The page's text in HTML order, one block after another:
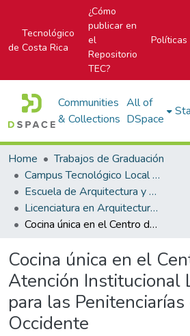
Tecnológico
de Costa Rica
¿Cómo
publicar en
el
Repositorio
TEC?
Políticas
Communities
& Collections
All of
DSpace
Home
Trabajos de Graduación
Campus Tecnológico Local San José
Escuela de Arquitectura y Urbanismo
Licenciatura en Arquitectura y Urbanismo
Cocina única en el Centro de Atención Institucional La Reforma para las Penitenciarías de la Región Occidente
Cocina única en el
Atención Institucional
para las
Occidente